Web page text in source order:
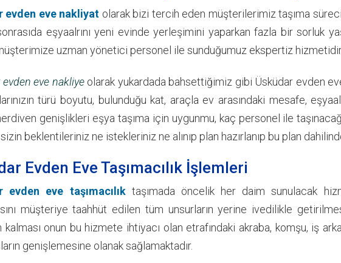
evden eve nakliyat olarak bizi tercih eden müşterilerimiz taşıma
eşyaalrını yeni evinde yerleşimini yaparkan fazla bir sorluk
uzman yönetici personel ile sunduğumuz ekspertiz
eve nakliyeolarak yukardada bahsettiğimiz gibi Üsküdar evden
türü boyutu, bulunduğu kat, araçla ev arasındaki mesafe,
genişlikleri eşya taşıma için uygunmu, kaç personel ile
beklentileriniz ne istekleriniz ne alınıp plan hazırlanıp bu plan
Evden Eve Taşımacılık İşlemleri
evden eve taşımacılıktaşımada öncelik her daim sunulacak
müşteriye taahhüt edilen tüm unsurların yerine ivedilikle
kalması onun bu hizmete ihtiyacı olan etrafındaki akraba, komşu, iş
genişlemesine olanak sağlamaktadır.